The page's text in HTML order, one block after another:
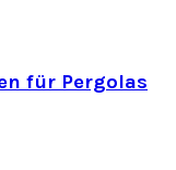
für Pergolas